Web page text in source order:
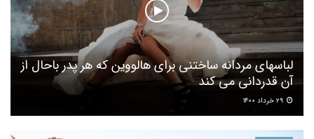
لباسهای مردانه ساختنی برای هالووین که هر پدر باحال از
آن قدردانی می کند